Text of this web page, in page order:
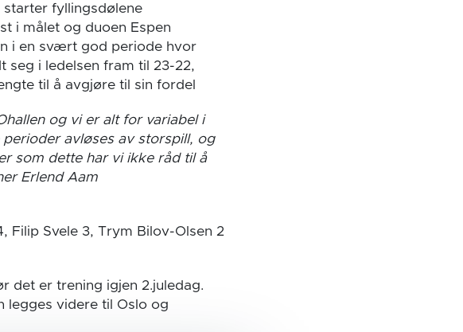
fyllingsdølene
i målet og duoen Espen
i en svært god periode hvor
seg i ledelsen fram til 23-22,
til å avgjøre til sin fordel
og vi er alt for variabel i
avløses av storspill, og
som dette har vi ikke råd til å
Erlend Aam
Filip Svele 3, Trym Bilov-Olsen 2
det er trening igjen 2.juledag.
legges videre til Oslo og